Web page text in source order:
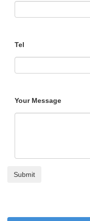
Tel
Your Message